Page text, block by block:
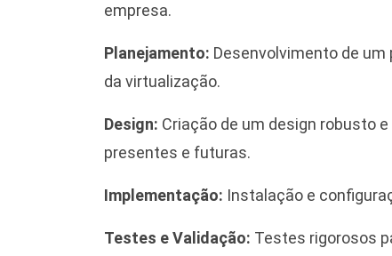
empresa.
Planejamento: Desenvolvimento de
da virtualização.
Design: Criação de um design robusto
presentes e futuras.
Implementação: Instalação e
Testes e Validação: Testes rigorosos